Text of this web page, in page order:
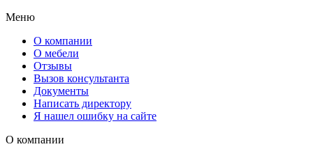
Меню
О компании
О мебели
Отзывы
Вызов консультанта
Документы
Написать директору
Я нашел ошибку на сайте
О компании